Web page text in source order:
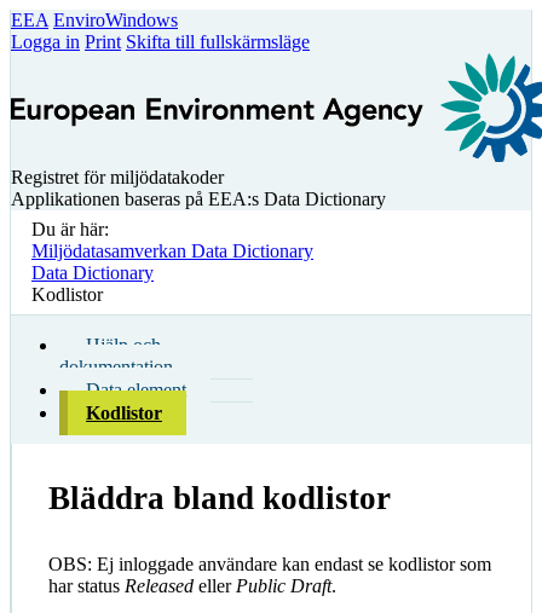
EEA EnviroWindows
Logga in Print Skifta till fullskärmsläge
Registret för miljödatakoder
Applikationen baseras på EEA:s Data Dictionary
Du är här:
Miljödatasamverkan Data Dictionary
Data Dictionary
Kodlistor
Hjälp och
dokumentation
Data element
Kodlistor
Bläddra bland kodlistor
OBS: Ej inloggade användare kan endast se kodlistor som
har status Released eller Public Draft.